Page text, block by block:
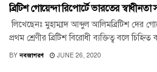
ব্রিটিশ গোয়েন্দা রিপোর্টে ভারতের
লিখেছেনঃ মুহাম্মাদ আব্দুল আলিমব্রিটিশ দের
প্রথম শ্রেণীর ব্রিটিশ বিরোধী ব্যক্তিত্ব বলে
BY নবজাগরণ JUNE 26, 2020